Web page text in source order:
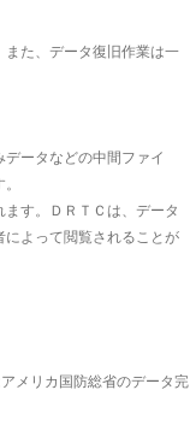
た、データ復旧作業は一
ータなどの中間ファイ
す。ＤＲＴＣは、データ
よって閲覧されることが
メリカ国防総省のデータ完